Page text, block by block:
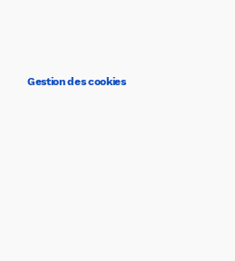
Gestion des cookies